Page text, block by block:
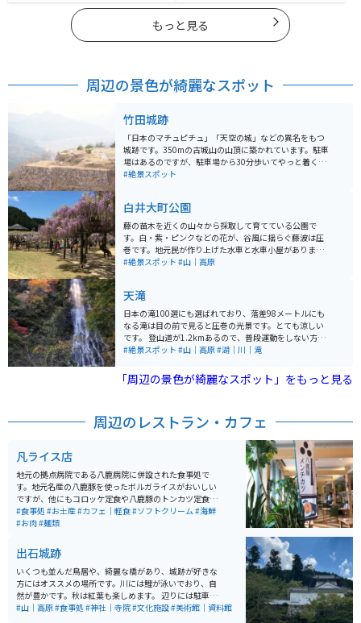
もっと見る
周辺の景色が綺麗なスポット
竹田城跡
「日本のマチュピチュ」「天空の城」などの異名をもつ
城跡です。350mの古城山の山頂に築かれています。駐車
場はあるのですが、駐車場から30分歩いてやっと着くよ
うな場所にあります。歩いていくのは大変ですが、城跡
#絶景スポット
白井大町公園
藤の苗木を近くの山々から採取して育てている公園で
す。白・紫・ピンクなどの花が、谷風に揺らぐ藤波は圧
巻です。地元民が作り上げた水車と水車小屋がありま
す。 町から離れた山中にあるので、落ち着いた雰囲気が
#絶景スポット #山｜高原
天滝
日本の滝100選にも選ばれており、落差98メートルにも
なる滝は目の前で見ると圧巻の光景です。とても涼しい
です。 登山道が1.2kmあるので、普段運動をしない方に
は少々疲れる登山になります。登り切って滝を見た時に
ハウスがあり、地元丹波の食材を使ったお料理が楽しめ
ます。
#絶景スポット #山｜高原#湖｜川｜滝
「周辺の景色が綺麗なスポット」をもっと見る
周辺のレストラン・カフェ
凡ライス店
地元の拠点病院である八鹿病院に併設された食事処で
す。地元名産の八鹿豚を使ったボルガライスがおいしい
ですが、他にもコロッケ定食や八鹿豚のトンカツ定食、
うどんやそばもあり、美味しいです。 しかも、お値段が
リーズナブルですので、オススメの穴場お食事スポット
#食事処 #お土産#カフェ｜軽食#ソフトクリーム#海鮮
#お肉#麺類
出石城跡
いくつも並んだ鳥居や、綺麗な橋があり、城跡が好きな
方にはオススメの場所です。川には鯉が泳いでおり、自
然が豊かです。秋は紅葉も楽しめます。 辺りには駐車
場、お土産屋さん、皿そば屋、軽食店なども豊富です。
#山｜高原#食事処 #神社｜寺院#文化施設#美術館｜資料館